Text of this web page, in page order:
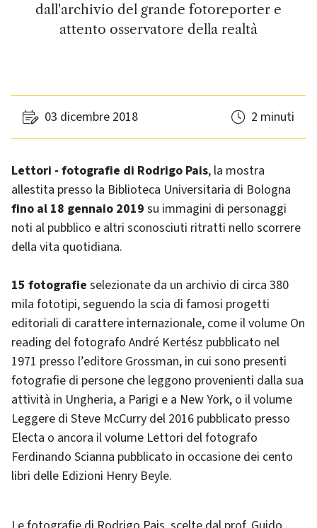
dall'archivio del grande fotoreporter e
attento osservatore della realtà
03 dicembre 2018 2 minuti
Lettori - fotografie di Rodrigo Pais, la mostra
allestita presso la Biblioteca Universitaria di Bologna
fino al 18 gennaio 2019 su immagini di personaggi
noti al pubblico e altri sconosciuti ritratti nello scorrere
della vita quotidiana.
15 fotografie selezionate da un archivio di circa 380
mila fototipi, seguendo la scia di famosi progetti
editoriali di carattere internazionale, come il volume On
reading del fotografo André Kertész pubblicato nel
1971 presso l’editore Grossman, in cui sono presenti
fotografie di persone che leggono provenienti dalla sua
attività in Ungheria, a Parigi e a New York, o il volume
Leggere di Steve McCurry del 2016 pubblicato presso
Electa o ancora il volume Lettori del fotografo
Ferdinando Scianna pubblicato in occasione dei cento
libri delle Edizioni Henry Beyle.